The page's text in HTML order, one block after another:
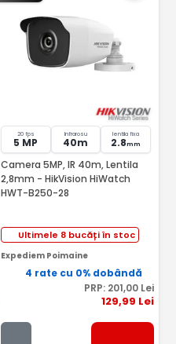
20 fps
5 MP
Infrarosu
40m
lentila fixa
2.8mm
Camera 5MP, IR 40m, Lentila
2,8mm - HikVision HiWatch
HWT-B250-28
Ultimele 8 bucăți în stoc
Expediem Poimaine
4 rate cu 0% dobândă
PRP: 201,00 Lei
129,99 Lei